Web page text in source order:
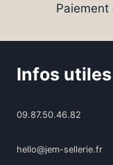
Infos utiles
09.87.50.46.82
hello@jem-sellerie.fr